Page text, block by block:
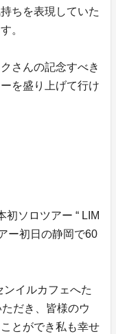
ちを表現していた
。
さんの記念すべき
を盛り上げて行け
ソロツアー “ LIM
ー初日の静岡で60
イルカフェへた
だき、皆様のウ
とができ私も幸せ